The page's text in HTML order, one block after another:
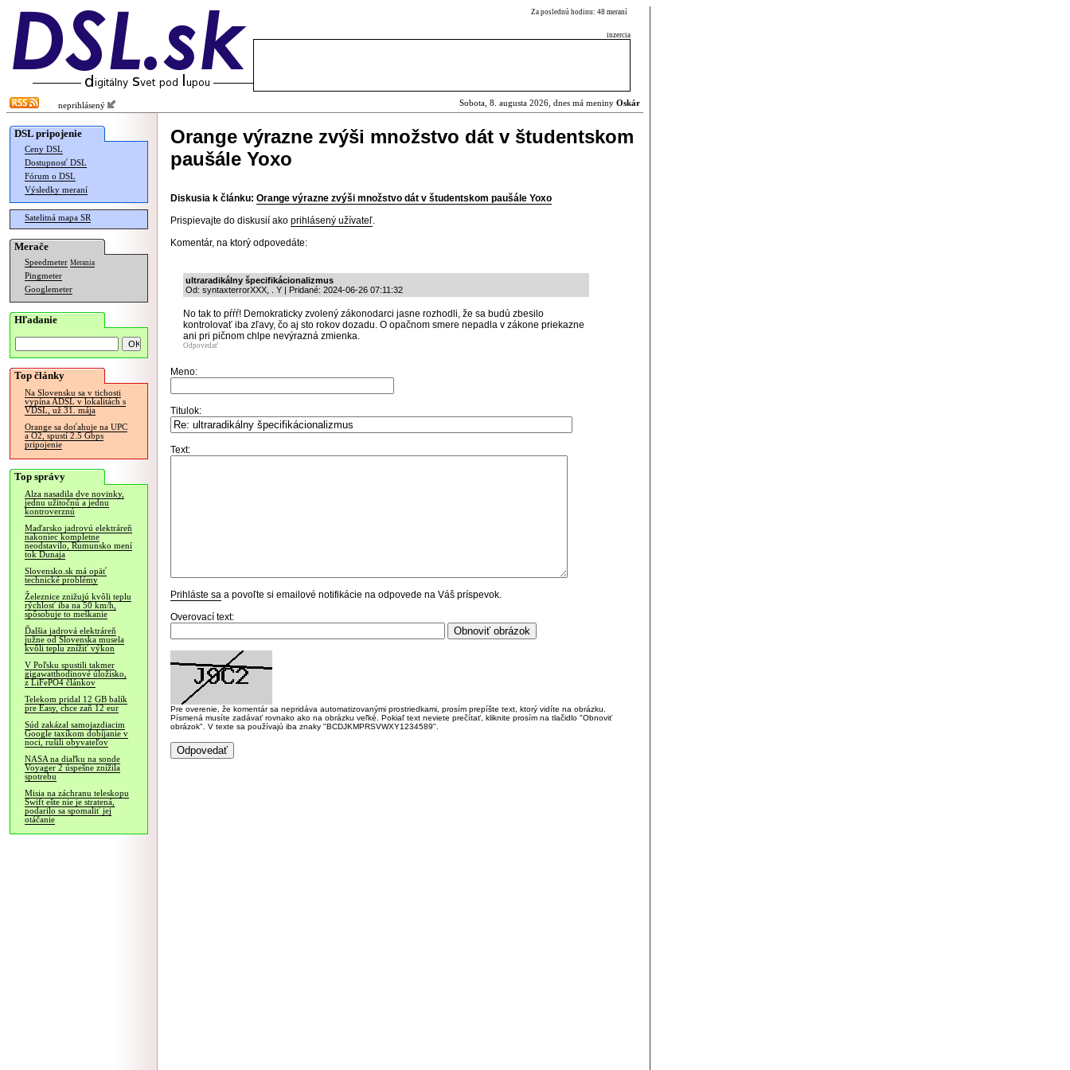
Za poslednú hodinu: 48 meraní
inzercia
neprihlásený Sobota, 8. augusta 2026, dnes má meniny Oskár
DSL pripojenie
Ceny DSL
Dostupnosť DSL
Fórum o DSL
Výsledky meraní
Satelitná mapa SR
Merače
Speedmeter Merania
Pingmeter
Googlemeter
Hľadanie
Top články
Na Slovensku sa v tichosti
vypína ADSL v lokalitách s
VDSL, už 31. mája
Orange sa doťahuje na UPC
a O2, spustí 2.5 Gbps
pripojenie
Top správy
Alza nasadila dve novinky,
jednu užitočnú a jednu
kontroverznú
Maďarsko jadrovú elektráreň
nakoniec kompletne
neodstavilo, Rumunsko mení
tok Dunaja
Slovensko.sk má opäť
technické problémy
Železnice znižujú kvôli teplu
rýchlosť iba na 50 km/h,
spôsobuje to meškanie
Ďalšia jadrová elektráreň
južne od Slovenska musela
kvôli teplu znížiť výkon
V Poľsku spustili takmer
gigawatthodinové úložisko,
z LiFePO4 článkov
Telekom pridal 12 GB balík
pre Easy, chce zaň 12 eur
Súd zakázal samojazdiacim
Google taxíkom dobíjanie v
noci, rušili obyvateľov
NASA na diaľku na sonde
Voyager 2 úspešne znížila
spotrebu
Misia na záchranu teleskopu
Swift ešte nie je stratená,
podarilo sa spomaliť jej
otáčanie
Orange výrazne zvýši množstvo dát v študentskom
paušále Yoxo
Diskusia k článku: Orange výrazne zvýši množstvo dát v študentskom paušále Yoxo
Prispievajte do diskusií ako prihlásený užívateľ.
Komentár, na ktorý odpovedáte:
ultraradikálny špecifikácionalizmus
Od: syntaxterrorXXX, . Y | Pridané: 2024-06-26 07:11:32
No tak to pŕŕŕ! Demokraticky zvolený zákonodarci jasne rozhodli, že sa budú zbesilo
kontrolovať iba zľavy, čo aj sto rokov dozadu. O opačnom smere nepadla v zákone priekazne
ani pri pičnom chlpe nevýrazná zmienka.
Odpovedať
Meno:
Titulok:
Text:
Prihláste sa a povoľte si emailové notifikácie na odpovede na Váš príspevok.
Overovací text:
Pre overenie, že komentár sa nepridáva automatizovanými prostriedkami, prosím prepíšte text, ktorý vidíte na obrázku.
Písmená musíte zadávať rovnako ako na obrázku veľké. Pokiaľ text neviete prečítať, kliknite prosím na tlačidlo "Obnoviť
obrázok". V texte sa používajú iba znaky "BCDJKMPRSVWXY1234589".